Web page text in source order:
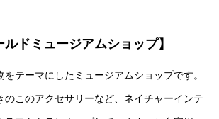
ルドミュージアムショップ】
テーマにしたミュージアムショップです。
のこのアクセサリーなど、ネイチャーインテ